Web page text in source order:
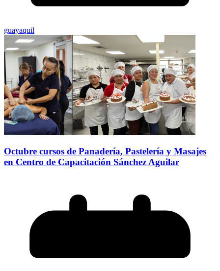
guayaquil
Octubre cursos de Panadería, Pastelería y Masajes
en Centro de Capacitación Sánchez Aguilar